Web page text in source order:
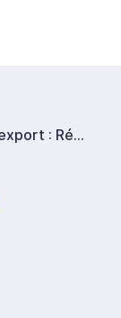
Formation export : Réussir vos exportations en soigant le transport et la logistique